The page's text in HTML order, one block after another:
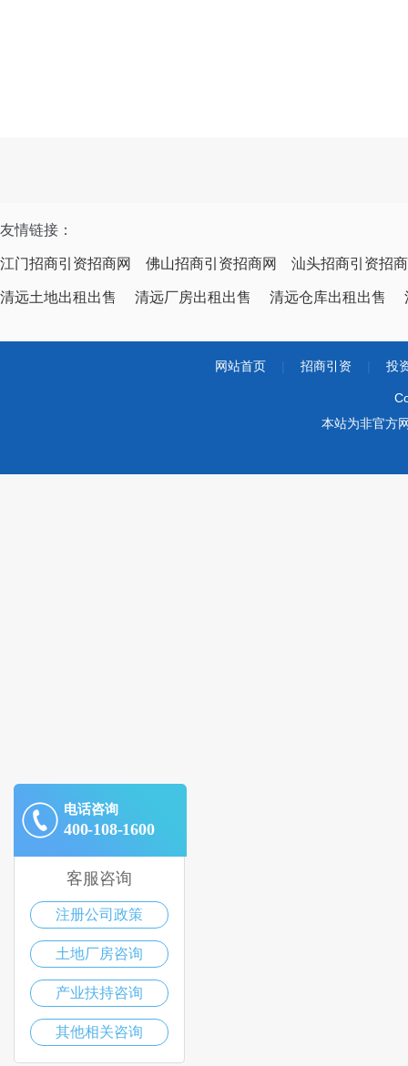
友情链接：
江门招商引资招商网 佛山招商引资招商网 汕头招商引资招
清远土地出租出售 清远厂房出租出售 清远仓库出租出售
网站首页 招商引资 投
本站为非官方
电话咨询
400-108-1600
客服咨询
注册公司政策
土地厂房咨询
产业扶持咨询
其他相关咨询